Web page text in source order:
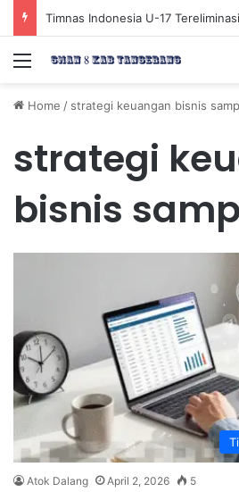
Menu
Home / strategi keuangan bisnis
strategi
bisnis
Atok Dalang April 2, 2026 5